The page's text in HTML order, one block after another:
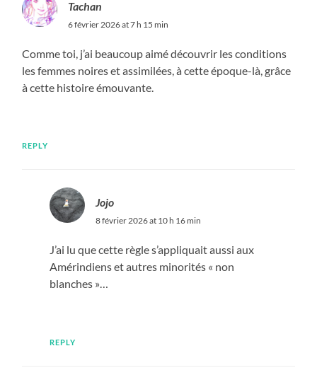
Tachan
6 février 2026 at 7 h 15 min
Comme toi, j’ai beaucoup aimé découvrir les conditions
les femmes noires et assimilées, à cette époque-là, grâce
à cette histoire émouvante.
REPLY
Jojo
8 février 2026 at 10 h 16 min
J’ai lu que cette règle s’appliquait aussi aux
Amérindiens et autres minorités « non
blanches »…
REPLY